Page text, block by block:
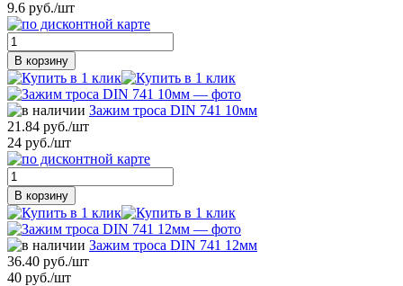
9.6 руб./шт
В корзину
Зажим троса DIN 741 10мм
21.84 руб./шт
24 руб./шт
В корзину
Зажим троса DIN 741 12мм
36.40 руб./шт
40 руб./шт